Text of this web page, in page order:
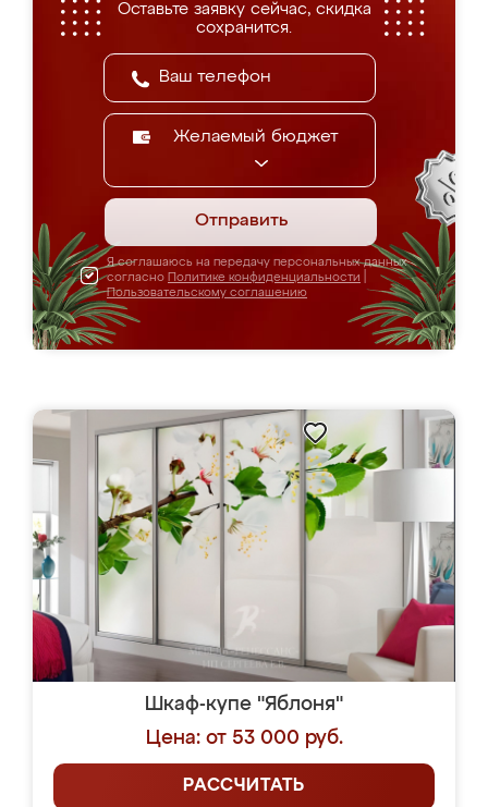
Оставьте заявку сейчас, скидка
сохранится.
Желаемый бюджет
Отправить
Я соглашаюсь на передачу персональных данных
согласно Политике конфиденциальности
Пользовательскому соглашению
Шкаф-купе "Яблоня"
Цена: от 53 000 руб.
РАССЧИТАТЬ